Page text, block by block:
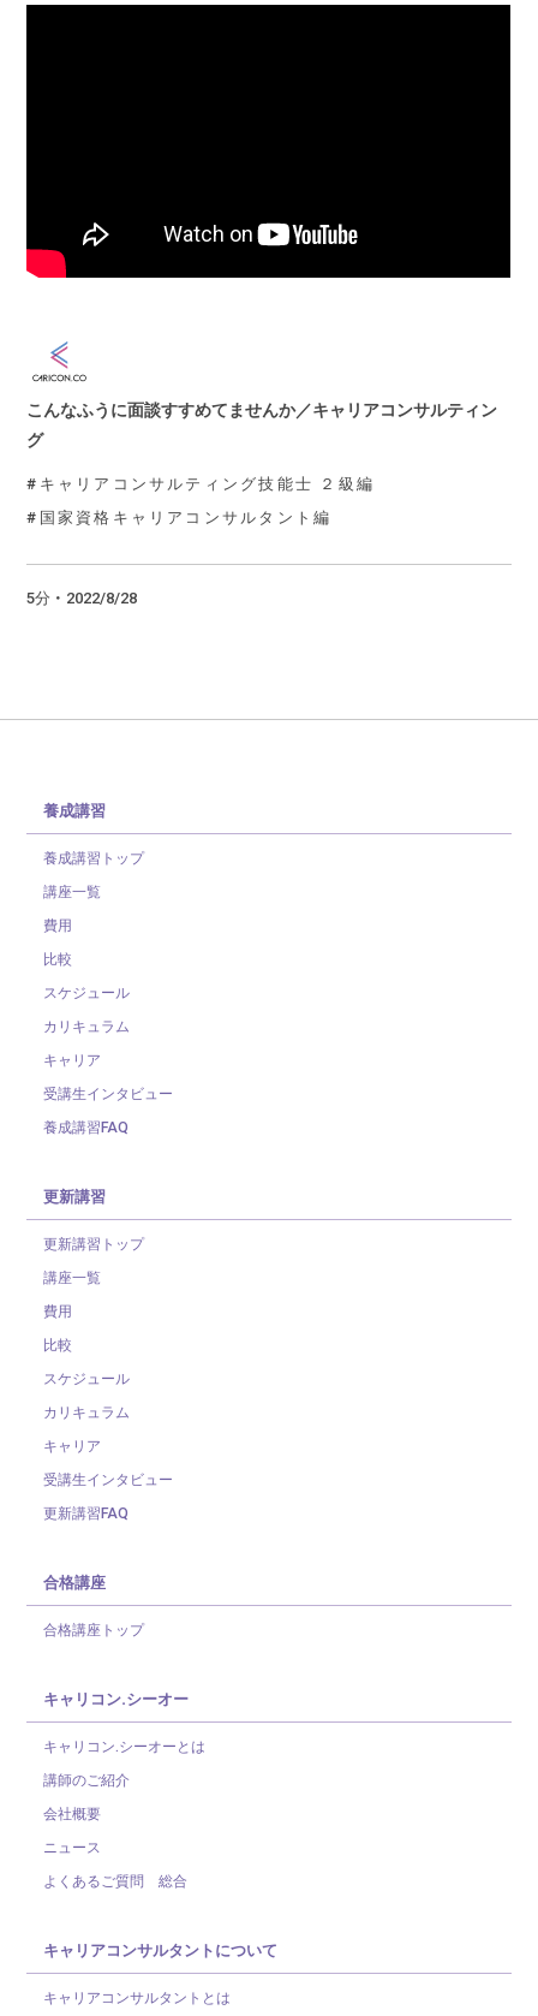
こんなふうに面談すすめてませんか／キャリアコンサルティン
グ
キャリアコンサルティング技能士 ２級編
国家資格キャリアコンサルタント編
5分 ・ 2022/8/28
養成講習
養成講習トップ
講座一覧
費用
比較
スケジュール
カリキュラム
キャリア
受講生インタビュー
養成講習FAQ
更新講習
更新講習トップ
講座一覧
費用
比較
スケジュール
カリキュラム
キャリア
受講生インタビュー
更新講習FAQ
合格講座
合格講座トップ
キャリコン.シーオー
キャリコン.シーオーとは
講師のご紹介
会社概要
ニュース
よくあるご質問 総合
キャリアコンサルタントについて
キャリアコンサルタントとは